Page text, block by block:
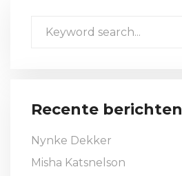
Recente berichten
Nynke Dekker
Misha Katsnelson